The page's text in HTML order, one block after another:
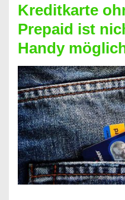
Neueröffnung
trotz
Schufaeintrag
möglich
Kreditkarte
Prepaid ist
Handy